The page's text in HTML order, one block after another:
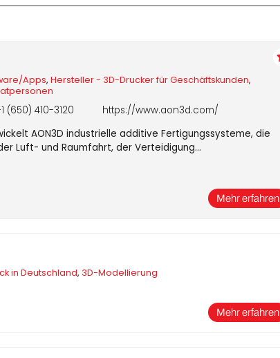
Rankings
Videos
Apps,Hersteller - 3D-Drucker für Geschäftskunden,
(650) 410-3120
https://www.aon3d.com/
AON3D industrielle additive Fertigungssysteme, die
Luft- und Raumfahrt, der Verteidigung…
Mehr erfahren
in Deutschland, 3D-Modellierung
Mehr erfahren